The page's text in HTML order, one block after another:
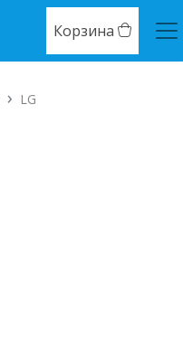
Корзина
LG